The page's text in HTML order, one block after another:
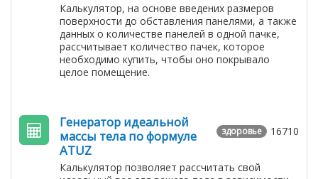
Калькулятор, на основе введених размеров
поверхности до обставления панелями, а также
данных о количестве панелей в одной пачке,
рассчитывает количество пачек, которое
необходимо купить, чтобы оно покрывало
целое помещение.
16710
здоровье
Генератор идеальной
массы тела по формуле
ATUZ
Калькулятор позволяет рассчитать свой ​​